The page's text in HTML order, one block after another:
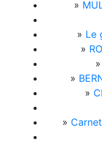
»
» Le
»
»
»
»
»